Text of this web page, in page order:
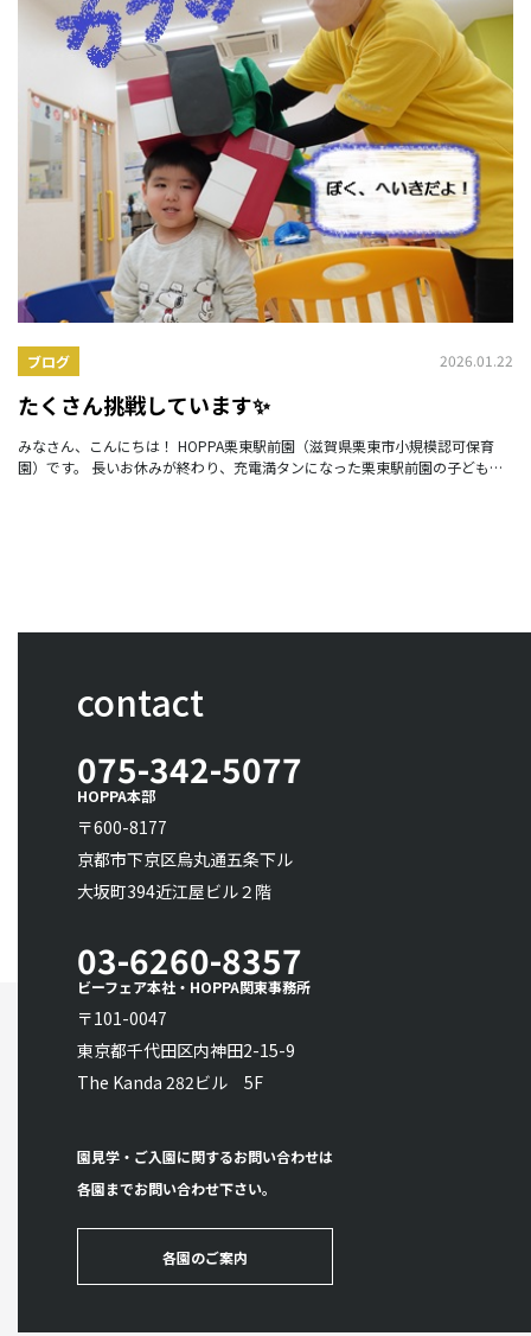
ブログ 2026.01.22
たくさん挑戦しています✨
みなさん、こんにちは！ HOPPA栗東駅前園（滋賀県栗東市小規模認可保育
園）です。 長いお休みが終わり、充電満タンになった栗東駅前園の子どもた
contact
075-342-5077
HOPPA本部
〒600-8177
京都市下京区烏丸通五条下ル
大坂町394近江屋ビル２階
03-6260-8357
ビーフェア本社・HOPPA関東事務所
〒101-0047
東京都千代田区内神田2-15-9
The Kanda 282ビル 5F
園見学・ご入園に関するお問い合わせは
各園までお問い合わせ下さい。
各園のご案内